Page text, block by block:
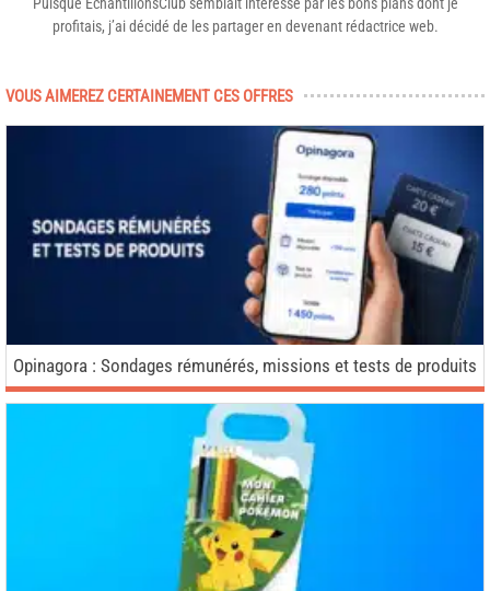
profitais, j’ai décidé de les partager en devenant rédactrice web.
VOUS AIMEREZ CERTAINEMENT CES OFFRES
Opinagora : Sondages rémunérés, missions et tests de produits